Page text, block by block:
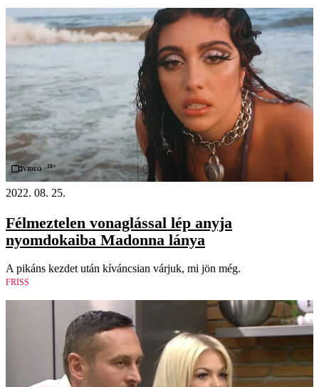
Videó 18+
2022. 08. 25.
Félmeztelen vonaglással lép anyja
nyomdokaiba Madonna lánya
A pikáns kezdet után kíváncsian várjuk, mi jön még.
FRISS